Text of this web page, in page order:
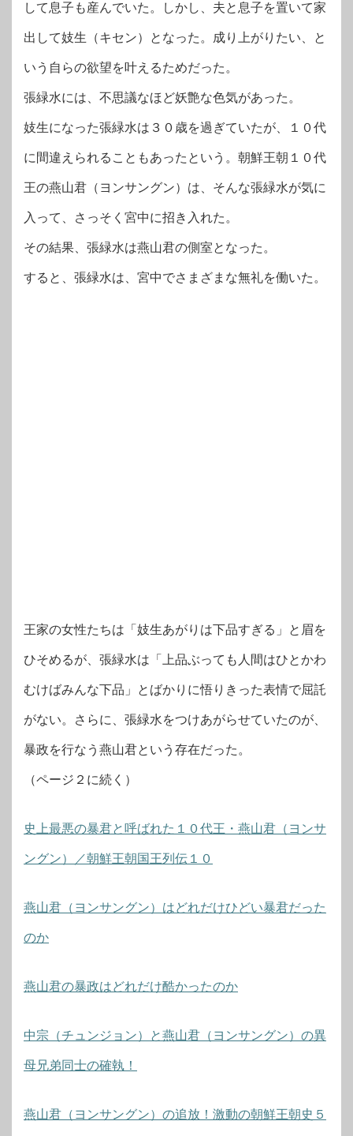
して息子も産んでいた。しかし、夫と息子を置いて家
出して妓生（キセン）となった。成り上がりたい、と
いう自らの欲望を叶えるためだった。
張緑水には、不思議なほど妖艶な色気があった。
妓生になった張緑水は３０歳を過ぎていたが、１０代
に間違えられることもあったという。朝鮮王朝１０代
王の燕山君（ヨンサングン）は、そんな張緑水が気に
入って、さっそく宮中に招き入れた。
その結果、張緑水は燕山君の側室となった。
すると、張緑水は、宮中でさまざまな無礼を働いた。
王家の女性たちは「妓生あがりは下品すぎる」と眉を
ひそめるが、張緑水は「上品ぶっても人間はひとかわ
むけばみんな下品」とばかりに悟りきった表情で屈託
がない。さらに、張緑水をつけあがらせていたのが、
暴政を行なう燕山君という存在だった。
（ページ２に続く）
史上最悪の暴君と呼ばれた１０代王・燕山君（ヨンサ
ングン）／朝鮮王朝国王列伝１０
燕山君（ヨンサングン）はどれだけひどい暴君だった
のか
燕山君の暴政はどれだけ酷かったのか
中宗（チュンジョン）と燕山君（ヨンサングン）の異
母兄弟同士の確執！
燕山君（ヨンサングン）の追放！激動の朝鮮王朝史５